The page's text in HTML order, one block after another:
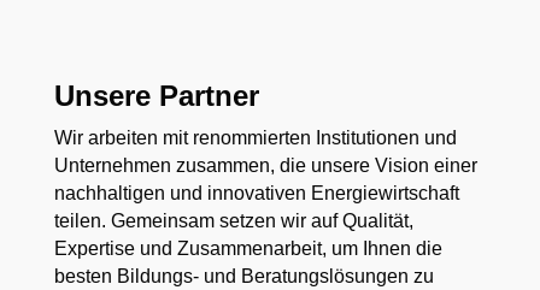
Unsere Partner
Wir arbeiten mit renommierten Institutionen und
Unternehmen zusammen, die unsere Vision einer
nachhaltigen und innovativen Energiewirtschaft
teilen. Gemeinsam setzen wir auf Qualität,
Expertise und Zusammenarbeit, um Ihnen die
besten Bildungs- und Beratungslösungen zu